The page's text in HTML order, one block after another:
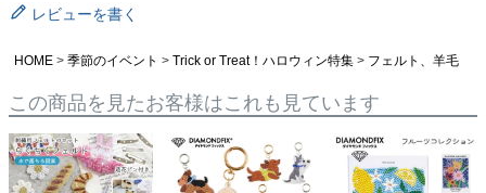
レビューを書く
HOME 季節のイベント Trick or Treat！ハロウィン特集 フェルト、羊毛
この商品を見たお客様はこれも見ています